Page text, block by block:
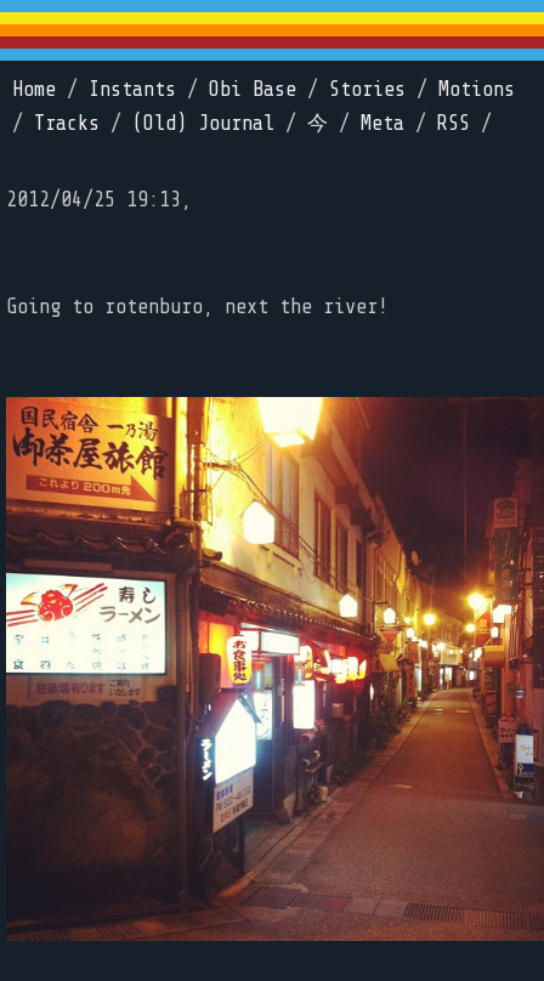
Home / Instants / Obi Base / Stories /
Motions
/ Tracks / (Old) Journal / 今 / Meta / RSS /
2012/04/25 19:13,
Going to rotenburo, next the river!